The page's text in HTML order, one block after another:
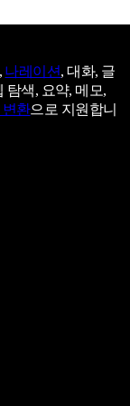
, 나레이션, 대화, 글
탐색, 요약, 메모,
변환으로 지원합니